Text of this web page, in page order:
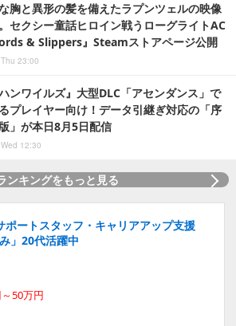
胸と異形の髪を備えたラプンツェルの映像
セクシー童話ヒロイン戦うローグライトAC
& Slippers』Steamストアページ公開
23:00
ハンワイルズ』大型DLC「アセンダンス」で
プレイヤー向け！データ引継ぎ対応の「序
」が本日8月5日配信
12:30
ンキングをもっと見る
ポートスタッフ・キャリアアップ支援
」20代活躍中
50万円